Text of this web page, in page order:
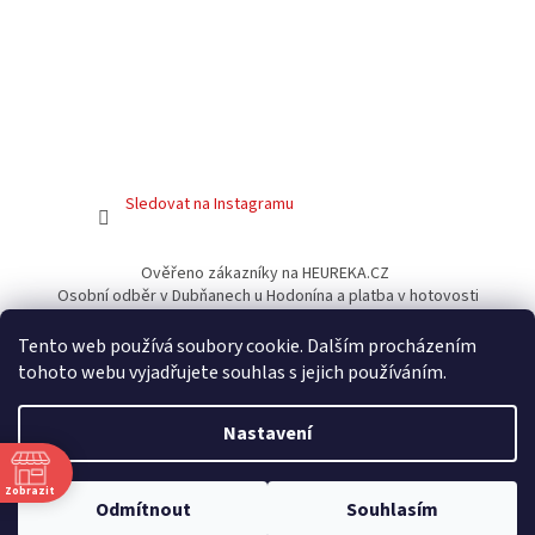
Tento web používá soubory cookie. Dalším procházením
tohoto webu vyjadřujete souhlas s jejich používáním.
Nastavení
Odmítnout Souhlasím
Sledovat na Instagramu
Ověřeno zákazníky na HEUREKA.CZ
Osobní odběr v Dubňanech u Hodonína a platba v hotovosti
Vytvořil Shoptet
Copyright 2026Gamershouse.cz . Všechna práva vyhrazena.
Zobrazit